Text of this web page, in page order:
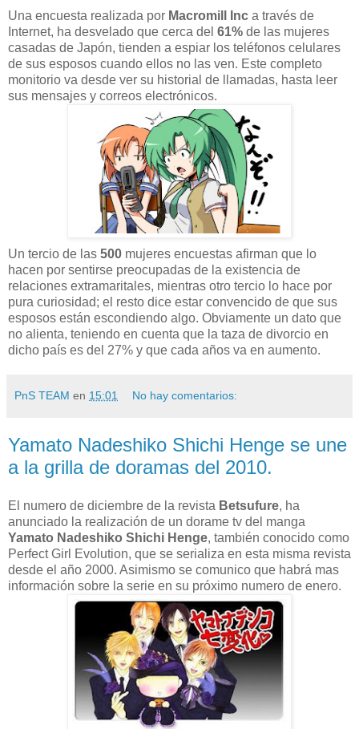
Una encuesta realizada por Macromill Inc a través de
Internet, ha desvelado que cerca del 61% de las mujeres
casadas de Japón, tienden a espiar los teléfonos celulares
de sus esposos cuando ellos no las ven. Este completo
monitorio va desde ver su historial de llamadas, hasta leer
sus mensajes y correos electrónicos.
Un tercio de las 500 mujeres encuestas afirman que lo
hacen por sentirse preocupadas de la existencia de
relaciones extramaritales, mientras otro tercio lo hace por
pura curiosidad; el resto dice estar convencido de que sus
esposos están escondiendo algo. Obviamente un dato que
no alienta, teniendo en cuenta que la taza de divorcio en
dicho país es del 27% y que cada años va en aumento.
PnS TEAM en 15:01 No hay comentarios:
Yamato Nadeshiko Shichi Henge se une
a la grilla de doramas del 2010.
El numero de diciembre de la revista Betsufure, ha
anunciado la realización de un dorame tv del manga
Yamato Nadeshiko Shichi Henge, también conocido como
Perfect Girl Evolution, que se serializa en esta misma revista
desde el año 2000. Asimismo se comunico que habrá mas
información sobre la serie en su próximo numero de enero.